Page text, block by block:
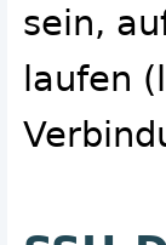
sein,
laufen